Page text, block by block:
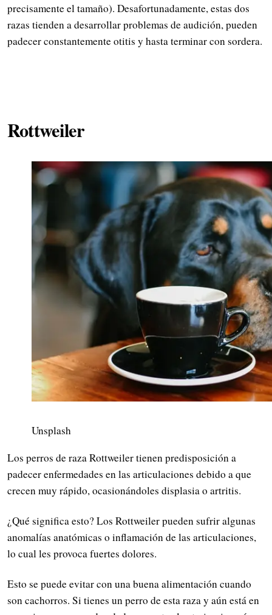
precisamente el tamaño). Desafortunadamente, estas dos
razas tienden a desarrollar problemas de audición, pueden
padecer constantemente otitis y hasta terminar con sordera.
Rottweiler
Unsplash
Los perros de raza Rottweiler tienen predisposición a
padecer enfermedades en las articulaciones debido a que
crecen muy rápido, ocasionándoles displasia o artritis.
¿Qué significa esto? Los Rottweiler pueden sufrir algunas
anomalías anatómicas o inflamación de las articulaciones,
lo cual les provoca fuertes dolores.
Esto se puede evitar con una buena alimentación cuando
son cachorros. Si tienes un perro de esta raza y aún está en